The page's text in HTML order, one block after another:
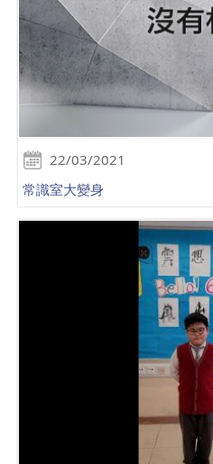
22/03/2021
常識室大變身